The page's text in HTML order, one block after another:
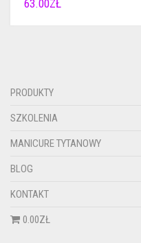
63.00ZŁ
PRODUKTY
SZKOLENIA
MANICURE TYTANOWY
BLOG
KONTAKT
0.00ZŁ